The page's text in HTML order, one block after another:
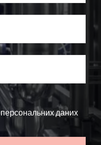
даних